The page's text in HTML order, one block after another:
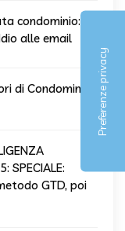
condominio:
alle email
di Condominio
SPECIALE:
GTD, poi